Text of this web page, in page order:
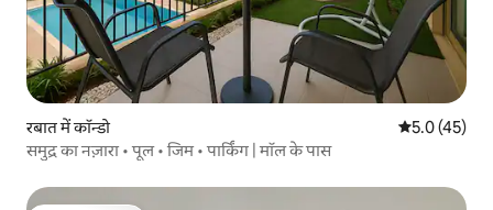
रबात में कॉन्डो औसत रेटिंग 5
5.0 (45)
समुद्र का नज़ारा • पूल • जिम • पार्किंग | मॉल के पास